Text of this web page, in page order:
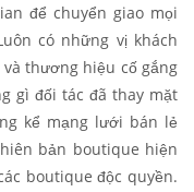
để chuyển giao mọi
có những vị khách
thương hiệu cố gắng
gì đối tác đã thay mặt
kể mạng lưới bán lẻ
bản boutique hiện
boutique độc quyền.